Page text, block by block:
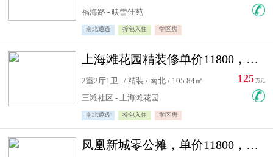
福海路 - 映雪佳苑
南北通透 拎包入住 学区房
上海滩花园精装修单价11800，价格最低的两居室，无敌视野
2室2厅1卫 | / 精装 / 南北 / 105.84㎡
三滩社区 - 上海滩花园
南北通透 拎包入住 学区房
125 万元
凤凰新城零公摊，单价11800，白银楼层，一个车库另算